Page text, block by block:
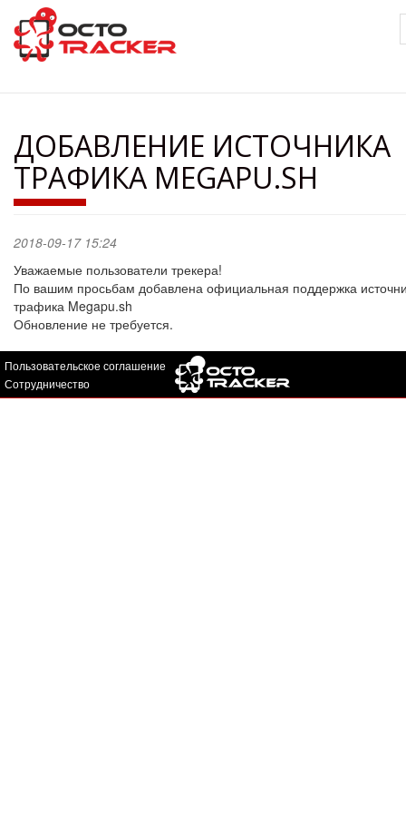
Перейти
основному
содержанию
ДОБАВЛЕНИЕ ИСТОЧНИКА
ТРАФИКА MEGAPU.SH
2018-09-17 15:24
Уважаемые пользователи трекера!
По вашим просьбам добавлена официальная поддержка
трафика Megapu.sh
Обновление не требуется.
Пользовательское соглашение
Сотрудничество